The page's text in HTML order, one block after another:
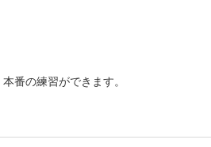
番の練習ができます。